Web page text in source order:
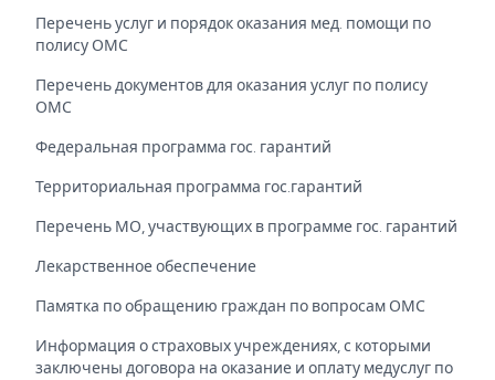
Перечень услуг и порядок оказания мед. помощи по
полису ОМС
Перечень документов для оказания услуг по полису
ОМС
Федеральная программа гос. гарантий
Территориальная программа гос.гарантий
Перечень МО, участвующих в программе гос. гарантий
Лекарственное обеспечение
Памятка по обращению граждан по вопросам ОМС
Информация о страховых учреждениях, с которыми
заключены договора на оказание и оплату медуслуг по